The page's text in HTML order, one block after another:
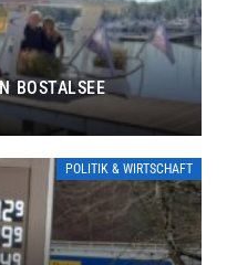
BOSTALSEE
POLITIK & WIRTSCHAFT